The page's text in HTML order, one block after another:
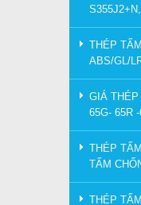
THÉP
ABS/GL/
GIÁ
65G- 65R
THÉP
TẤM
THÉP